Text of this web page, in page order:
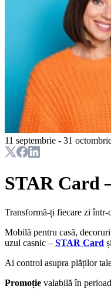
11 septembrie - 31
STAR Card
Transformă-ți fiecare zi
Mobilă pentru casă,
uzul casnic – STAR Card și
Ai control asupra plăților
Promoție valabilă în